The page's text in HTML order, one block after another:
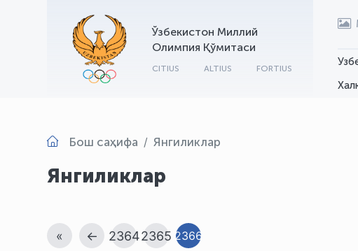
Ўзбекистон Миллий
Олимпия Қўмитаси
CITIUS ALTIUS FORTIUS
Бош саҳифа Янгиликлар
Янгиликлар
« ← 23642365 2366